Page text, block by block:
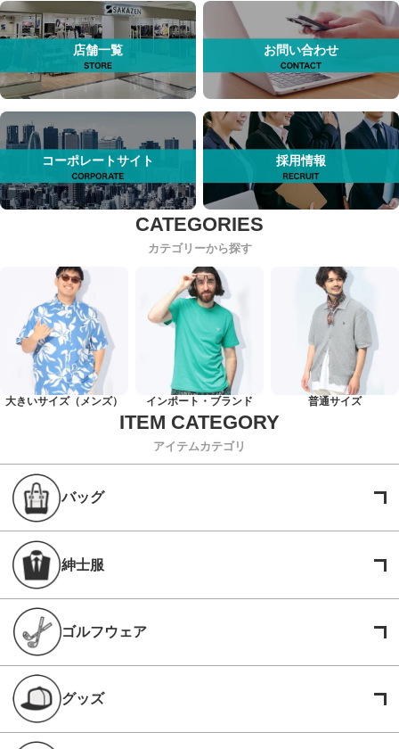
店舗一覧 お問い合わせ
コーポレートサイト 採用情報
カテゴリーから探す
大きいサイズ（メンズ） インポート・ブランド 普通サイズ
アイテムカテゴリ
バッグ
紳士服
ゴルフウェア
グッズ